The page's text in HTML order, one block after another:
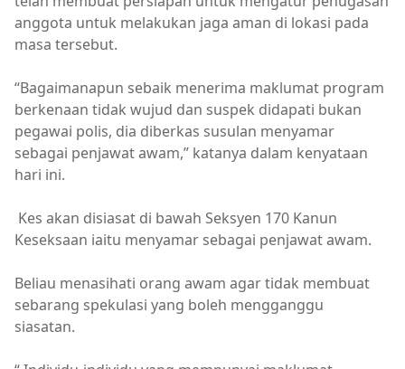
anggota untuk melakukan jaga aman di lokasi pada
masa tersebut.
“Bagaimanapun sebaik menerima maklumat program
berkenaan tidak wujud dan suspek didapati bukan
pegawai polis, dia diberkas susulan menyamar
sebagai penjawat awam,” katanya dalam kenyataan
hari ini.
Kes akan disiasat di bawah Seksyen 170 Kanun
Keseksaan iaitu menyamar sebagai penjawat awam.
Beliau menasihati orang awam agar tidak membuat
sebarang spekulasi yang boleh mengganggu
siasatan.